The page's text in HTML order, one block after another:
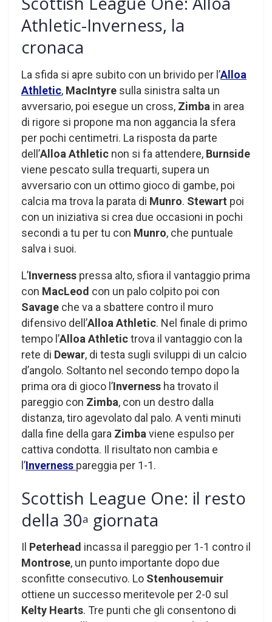
Athletic-Inverness, la
cronaca
La sfida si apre subito con un brivido per l’Alloa
Athletic, MacIntyre sulla sinistra salta un
avversario, poi esegue un cross, Zimba in area
di rigore si propone ma non aggancia la sfera
per pochi centimetri. La risposta da parte
dell’Alloa Athletic non si fa attendere, Burnside
viene pescato sulla trequarti, supera un
avversario con un ottimo gioco di gambe, poi
calcia ma trova la parata di Munro. Stewart poi
con un iniziativa si crea due occasioni in pochi
secondi a tu per tu con Munro, che puntuale
salva i suoi.
L’Inverness pressa alto, sfiora il vantaggio prima
con MacLeod con un palo colpito poi con
Savage che va a sbattere contro il muro
difensivo dell’Alloa Athletic. Nel finale di primo
tempo l’Alloa Athletictrova il vantaggio con la
rete di Dewar, di testa sugli sviluppi di un calcio
d’angolo. Soltanto nel secondo tempo dopo la
prima ora di gioco l’Inverness ha trovato il
pareggio con Zimba, con un destro dalla
distanza, tiro agevolato dal palo. A venti minuti
dalla fine della gara Zimba viene espulso per
cattiva condotta. Il risultato non cambia e
l’Inverness pareggia per 1-1.
Scottish League One: il resto
della 30a giornata
Il Peterhead incassa il pareggio per 1-1 contro il
Montrose, un punto importante dopo due
sconfitte consecutivo. Lo Stenhousemuir
ottiene un successo meritevole per 2-0 sul
Kelty Hearts. Tre punti che gli consentono di